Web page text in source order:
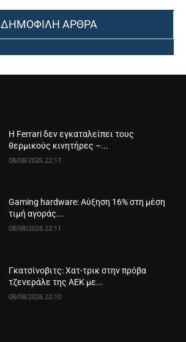
ΔΗΜΟΦΙΛΗ ΑΡΘΡΑ
Η Ferrari δεν εγκαταλείπει τους
θερμικούς κινητήρες –...
08/08/2026 22:17
Gaming hardware: Αύξηση 16% στη μέση
τιμή αγοράς...
08/08/2026 22:11
Γκατσίνοβιτς: Χατ-τρικ στην πρόβα
τζενεράλε της ΑΕΚ με...
08/08/2026 22:10